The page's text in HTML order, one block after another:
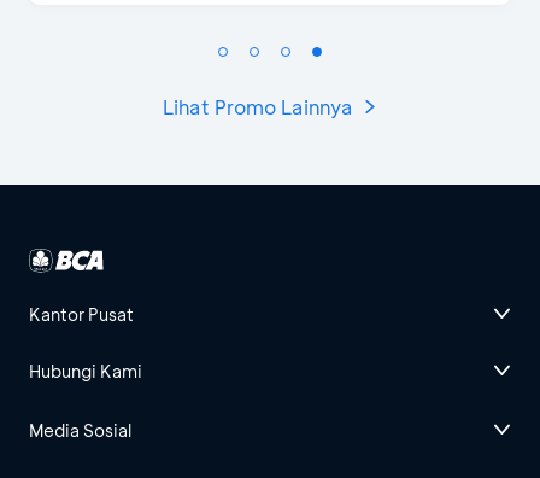
Lihat Promo Lainnya
Kantor Pusat
Hubungi Kami
Media Sosial